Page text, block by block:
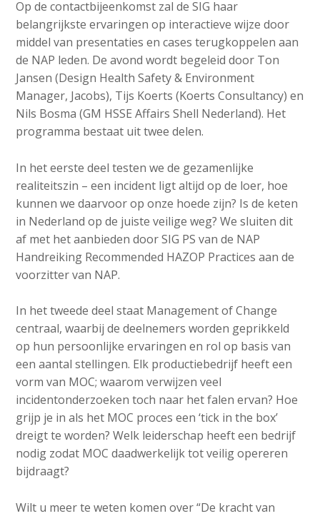
Op de contactbijeenkomst zal de SIG haar
belangrijkste ervaringen op interactieve wijze door
middel van presentaties en cases terugkoppelen aan
de NAP leden. De avond wordt begeleid door Ton
Jansen (Design Health Safety & Environment
Manager, Jacobs), Tijs Koerts (Koerts Consultancy) en
Nils Bosma (GM HSSE Affairs Shell Nederland). Het
programma bestaat uit twee delen.
In het eerste deel testen we de gezamenlijke
realiteitszin – een incident ligt altijd op de loer, hoe
kunnen we daarvoor op onze hoede zijn? Is de keten
in Nederland op de juiste veilige weg? We sluiten dit
af met het aanbieden door SIG PS van de NAP
Handreiking Recommended HAZOP Practices aan de
voorzitter van NAP.
In het tweede deel staat Management of Change
centraal, waarbij de deelnemers worden geprikkeld
op hun persoonlijke ervaringen en rol op basis van
een aantal stellingen. Elk productiebedrijf heeft een
vorm van MOC; waarom verwijzen veel
incidentonderzoeken toch naar het falen ervan? Hoe
grijp je in als het MOC proces een ‘tick in the box’
dreigt te worden? Welk leiderschap heeft een bedrijf
nodig zodat MOC daadwerkelijk tot veilig opereren
bijdraagt?
Wilt u meer te weten komen over “De kracht van